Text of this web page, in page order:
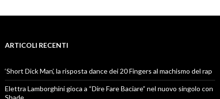
ARTICOLI RECENTI
‘Short Dick Man’, la risposta dance dei 20 Fingers al machismo del rap
Elettra Lamborghini gioca a “Dire Fare Baciare” nel nuovo singolo con
Shade